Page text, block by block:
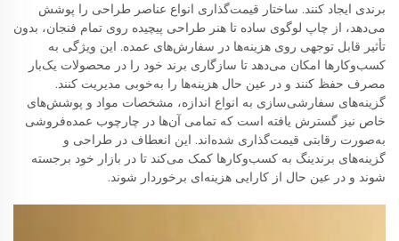
برندی ایجاد کنند. ساختار قیمت‌گذاری انواع عناصر طراحی را پوشش
می‌دهد، از چاپ لوگوی ساده تا هنر طراحی پیچیده روی تمام فنجان، بدون
تأثیر قابل توجهی روی هزینه‌ها در سفارش‌های عمده. این ویژگی به
کسب‌وکارها امکان می‌دهد تا سازگاری برند خود را در محصولات یک‌بار
مصرف حفظ کنند و در عین حال هزینه‌ها را به‌خوبی مدیریت کنند.
گزینه‌های سفارشی‌سازی به انواع اندازه، مشخصات مواد و پوشش‌های
خاص نیز گسترش یافته است که تمامی آن‌ها در چارچوب عمده‌فروشی
به‌صورت رقابتی قیمت‌گذاری شده‌اند. این انعطاف در طراحی و
گزینه‌های برندینگ به کسب‌وکارها کمک می‌کند تا در بازار خود برجسته
شوند و در عین حال از کارایی هزینه‌ای برخوردار شوند.